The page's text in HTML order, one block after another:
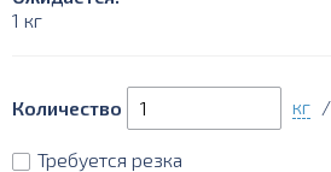
1 кг
Количество кг /
Требуется резка